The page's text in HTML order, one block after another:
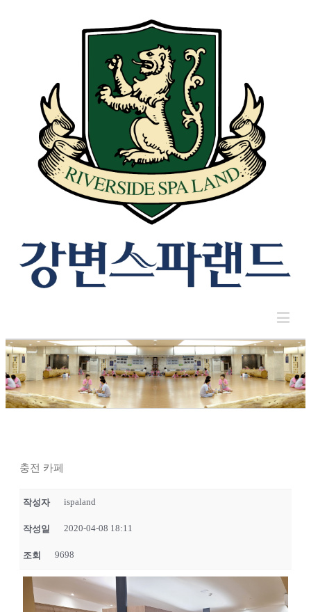
충전 카페
작성자 ispaland
작성일 2020-04-08 18:11
조회 9698